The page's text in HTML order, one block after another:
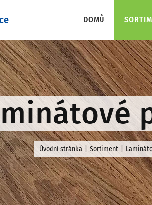
DOMŮ
Úvodní stránka Sortiment